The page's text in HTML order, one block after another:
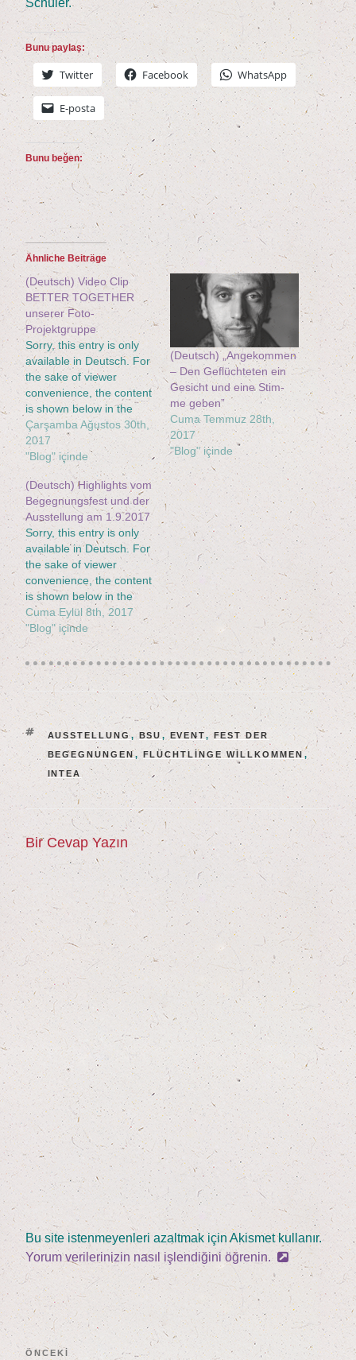
Schüler.
Bunu paylaş:
Twit­ter Face­book Whats­App
E‑posta
Bunu beğen:
Ähn­li­che Beiträge
(Deutsch) Video Clip
BETTER TOGETHER
unse­rer Foto-
Projektgruppe
Sorry, this entry is only
available in Deutsch. For
the sake of viewer
convenience, the content
is shown below in the
alternative language. You
may click the link to
switch the active
language.
Çarşamba Ağustos 30th,
2017
"Blog" içinde
(Deutsch) ​„Ange­kom­men
– Den Geflüch­te­ten ein
Gesicht und eine Stim­
me geben”
Cuma Temmuz 28th,
2017
"Blog" içinde
(Deutsch) High­lights vom
Begeg­nungs­fest und der
Aus­stel­lung am 1.9.2017
Sorry, this entry is only
available in Deutsch. For
the sake of viewer
convenience, the content
is shown below in the
alternative language. You
may click the link to
switch the active
language.
Cuma Eylül 8th, 2017
"Blog" içinde
ETIKETLER
AUSSTELLUNG, BSU , EVENT,FEST DER
BEGEGNUNGEN, FLÜCHTLINGE WILLKOMMEN,
INTEA
Bir Cevap Yazın
Bu site istenmeyenleri azaltmak için Akismet kullanır.
Yorum verilerinizin nasıl işlendiğini öğrenin.
Yazı
Önceki
ÖNCEKI